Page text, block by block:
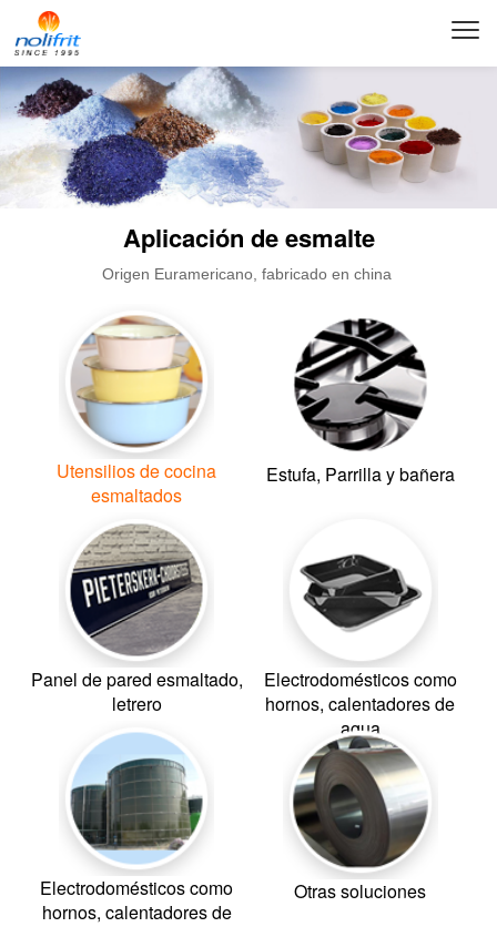
Aplicación de esmalte
Origen Euramericano, fabricado en china
Utensilios de cocina
esmaltados
Estufa, Parrilla y bañera
Panel de pared esmaltado,
letrero
Electrodomésticos como
hornos, calentadores de
agua
Electrodomésticos como
hornos, calentadores de
Otras soluciones